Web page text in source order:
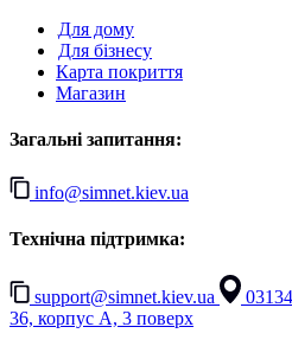
Для дому
Для бізнесу
Карта покриття
Магазин
Загальні запитання:
info@simnet.kiev.ua
Технічна підтримка:
support@simnet.kiev.ua
36, корпус А, 3 поверх